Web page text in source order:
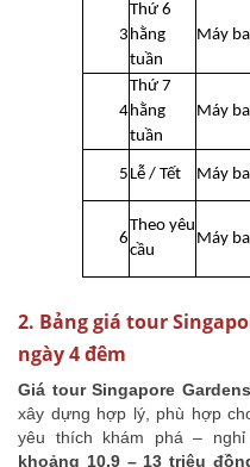
3
Thứ 6
hằng
tuần
Máy
4
Thứ 7
hằng
tuần
Máy
5 Lễ / Tết Máy
6
Theo yêu
cầu
Máy
2. Bảng giá tour
ngày 4 đêm
Giá tour Singapore
xây dựng hợp lý, phù hợp
yêu thích khám phá –
khoảng 10,9 – 13 triệu